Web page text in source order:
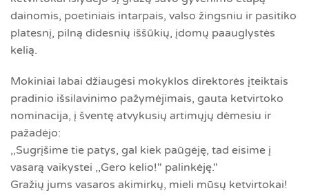
dainomis, poetiniais intarpais, valso žingsniu ir pasitiko
platesnį, pilną didesnių iššūkių, įdomų paauglystės
kelią.
Mokiniai labai džiaugėsi mokyklos direktorės įteiktais
pradinio išsilavinimo pažymėjimais, gauta ketvirtoko
nominacija, į šventę atvykusių artimųjų dėmesiu ir
pažadėjo:
,,Sugrįšime tie patys, gal kiek paūgėję, tad eisime į
vasarą vaikystei ,,Gero kelio!" palinkėję."
Gražių jums vasaros akimirkų, mieli mūsų ketvirtokai!